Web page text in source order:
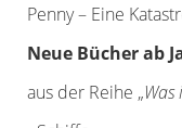
Penny – Eine
Neue Bücher ab
aus der Reihe „Was